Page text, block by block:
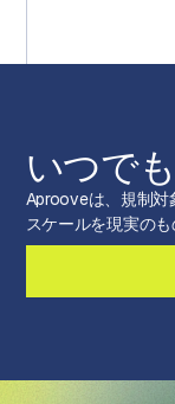
いつで
Aprooveは、規制対
スケールを現実のも